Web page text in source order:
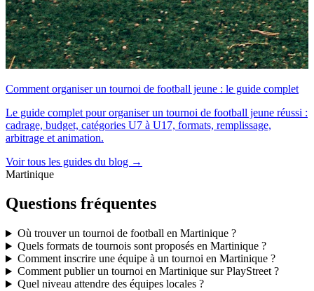
Comment organiser un tournoi de football jeune : le guide complet
Le guide complet pour organiser un tournoi de football jeune réussi :
cadrage, budget, catégories U7 à U17, formats, remplissage,
arbitrage et animation.
Voir tous les guides du blog →
Martinique
Questions fréquentes
Où trouver un tournoi de football en Martinique ?
Quels formats de tournois sont proposés en Martinique ?
Comment inscrire une équipe à un tournoi en Martinique ?
Comment publier un tournoi en Martinique sur PlayStreet ?
Quel niveau attendre des équipes locales ?